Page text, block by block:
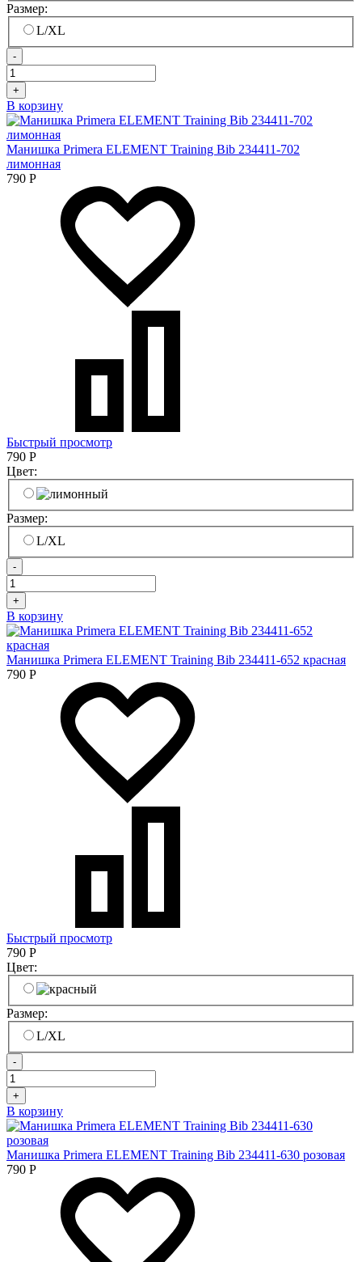
Размер:
L/XL
-
+
В корзину
Манишка Primera ELEMENT Training Bib 234411-702
лимонная
790 Р
Быстрый просмотр
790 Р
Цвет:
Размер:
L/XL
-
+
В корзину
Манишка Primera ELEMENT Training Bib 234411-652 красная
790 Р
Быстрый просмотр
790 Р
Цвет:
Размер:
L/XL
-
+
В корзину
Манишка Primera ELEMENT Training Bib 234411-630 розовая
790 Р